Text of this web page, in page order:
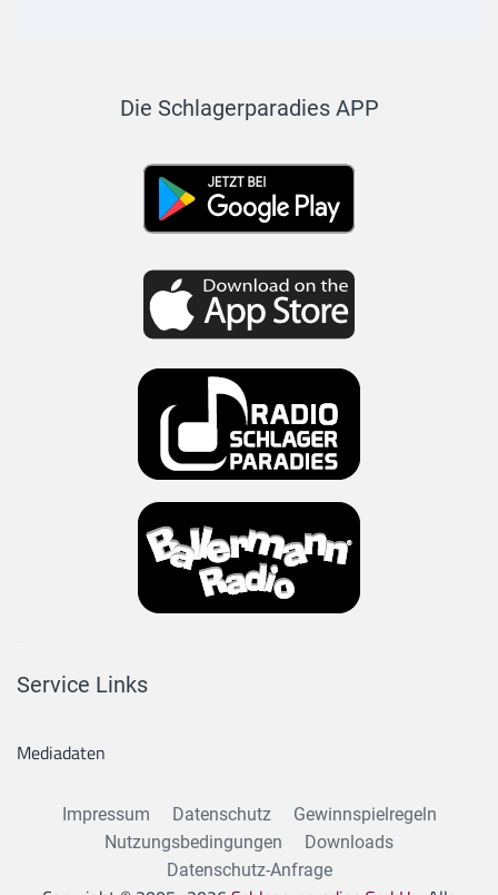
Die Schlagerparadies APP
Service Links
Mediadaten
Impressum Datenschutz
Gewinnspielregeln
Nutzungsbedingungen
Downloads
Datenschutz-Anfrage